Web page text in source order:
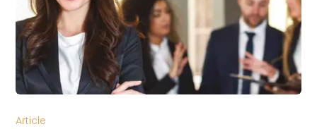
Article